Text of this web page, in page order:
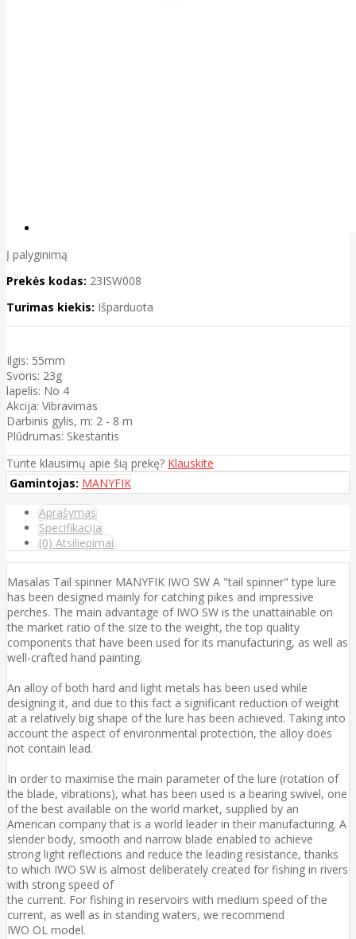
Į palyginimą
Prekės kodas: 23ISW008
Turimas kiekis: Išparduota
Ilgis: 55mm
Svoris: 23g
lapelis: No 4
Akcija: Vibravimas
Darbinis gylis, m: 2 - 8 m
Plūdrumas: Skestantis
Turite klausimų apie šią prekę? Klauskite
Gamintojas: MANYFIK
Aprašymas
Specifikacija
(0) Atsiliepimai
Masalas Tail spinner MANYFIK IWO SW A "tail spinner" type lure
has been designed mainly for catching pikes and impressive
perches. The main advantage of IWO SW is the unattainable on
the market ratio of the size to the weight, the top quality
components that have been used for its manufacturing, as well as
well-crafted hand painting.
An alloy of both hard and light metals has been used while
designing it, and due to this fact a significant reduction of weight
at a relatively big shape of the lure has been achieved. Taking into
account the aspect of environmental protection, the alloy does
not contain lead.
In order to maximise the main parameter of the lure (rotation of
the blade, vibrations), what has been used is a bearing swivel, one
of the best available on the world market, supplied by an
American company that is a world leader in their manufacturing. A
slender body, smooth and narrow blade enabled to achieve
strong light reflections and reduce the leading resistance, thanks
to which IWO SW is almost deliberately created for fishing in rivers
with strong speed of
the current. For fishing in reservoirs with medium speed of the
current, as well as in standing waters, we recommend
IWO OL model.